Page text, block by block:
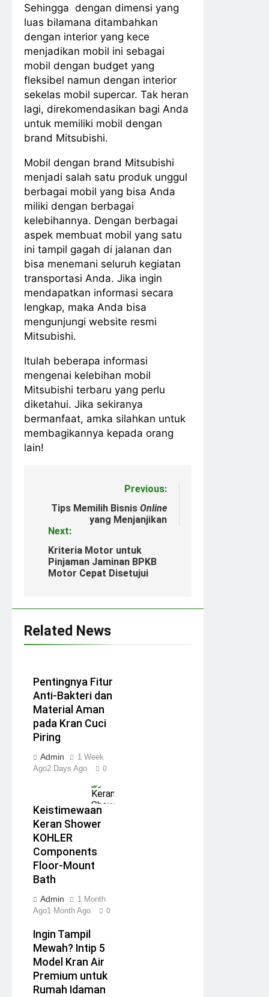
Sehingga dengan dimensi yang
luas bilamana ditambahkan
dengan interior yang kece
menjadikan mobil ini sebagai
mobil dengan budget yang
fleksibel namun dengan interior
sekelas mobil supercar. Tak heran
lagi, direkomendasikan bagi Anda
untuk memiliki mobil dengan
brand Mitsubishi.
Mobil dengan brand Mitsubishi
menjadi salah satu produk unggul
berbagai mobil yang bisa Anda
miliki dengan berbagai
kelebihannya. Dengan berbagai
aspek membuat mobil yang satu
ini tampil gagah di jalanan dan
bisa menemani seluruh kegiatan
transportasi Anda. Jika ingin
mendapatkan informasi secara
lengkap, maka Anda bisa
mengunjungi website resmi
Mitsubishi.
Itulah beberapa informasi
mengenai kelebihan mobil
Mitsubishi terbaru yang perlu
diketahui. Jika sekiranya
bermanfaat, amka silahkan untuk
membagikannya kepada orang
lain!
navigation
Previous:
Tips Memilih BisnisOnline
yang Menjanjikan
Next:
Kriteria Motor untuk
Pinjaman Jaminan BPKB
Motor Cepat Disetujui
Related News
Pentingnya Fitur
Anti-Bakteri dan
Material Aman
pada Kran Cuci
Piring
Admin
1 Week
Ago2 Days Ago 0
Keistimewaan
Keran Shower
KOHLER
Components
Floor-Mount
Bath
Admin
1 Month
Ago1 Month Ago 0
Ingin Tampil
Mewah? Intip 5
Model Kran Air
Premium untuk
Rumah Idaman